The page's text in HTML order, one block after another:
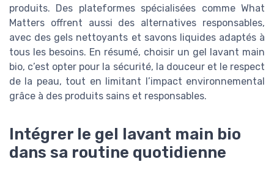
produits. Des plateformes spécialisées comme What
Matters offrent aussi des alternatives responsables,
avec des gels nettoyants et savons liquides adaptés à
tous les besoins. En résumé, choisir un gel lavant main
bio, c’est opter pour la sécurité, la douceur et le respect
de la peau, tout en limitant l’impact environnemental
grâce à des produits sains et responsables.
Intégrer le gel lavant main bio
dans sa routine quotidienne